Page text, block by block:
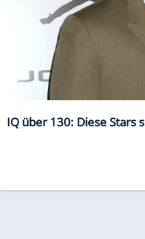
IQ über 130: Diese Stars